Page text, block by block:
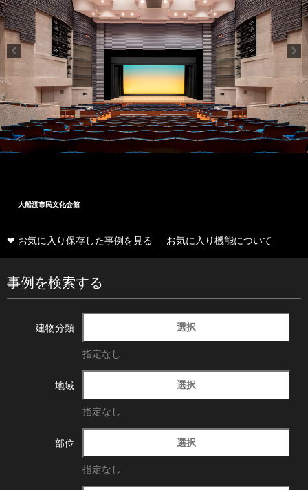
大船渡市民文化会館
❤ お気に入り保存した事例を見る お気に入り機能について
事例を検索する
建物分類 選択
指定なし
地域 選択
指定なし
部位 選択
指定なし